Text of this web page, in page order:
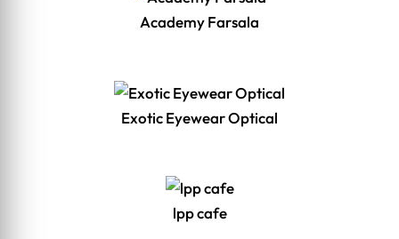
Academy Farsala
Exotic Eyewear Optical
lpp cafe